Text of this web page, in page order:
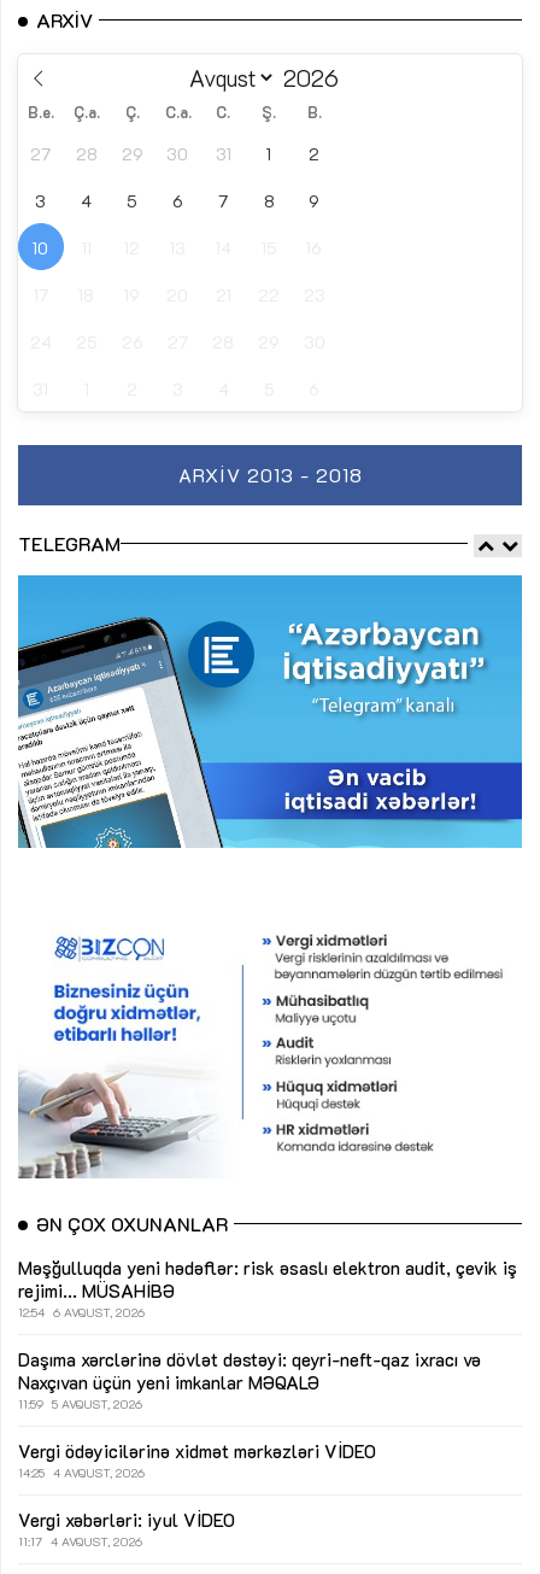
ARXIV
B.e. Ç.a. Ç. C.a. C. Ş. B.
27 28 29 30 31 1 2
3 4 5 6 7 8 9
10
ARXIV 2013 - 2018
TELEGRAM
ƏN ÇOX OXUNANLAR
Məşğulluqda yeni hədəflər: risk əsaslı elektron audit, çevik iş
rejimi... MÜSAHİBƏ
12:54 6 AVQUST, 2026
Daşıma xərclərinə dövlət dəstəyi: qeyri-neft-qaz ixracı və
Naxçıvan üçün yeni imkanlar MƏQALƏ
11:59 5 AVQUST, 2026
Vergi ödəyicilərinə xidmət mərkəzləri VİDEO
14:25 4 AVQUST, 2026
Vergi xəbərləri: iyul VİDEO
11:17 4 AVQUST, 2026